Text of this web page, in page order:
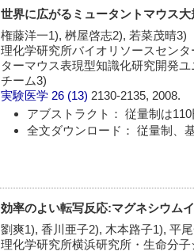
世界に広がるミュータントマウス
権藤洋一1), 桝屋啓志2), 若菜茂晴3)
理化学研究所バイオリソースセン
ターマウス表現型知識化研究開発
チーム3)
実験医学 26 (13) 2130-2135, 2008.
アブストラクト： 従量制は
全文ダウンロード： 従量制、
効率のよい転写反応:マグネシウム
劉爽1), 香川亜子2), 木本路子1), 平
理化学研究所横浜研究所・生命分